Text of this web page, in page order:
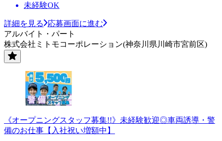
未経験OK
詳細を見る
応募画面に進む
アルバイト・パート
株式会社ミトモコーポレーション(神奈川県川崎市宮前区)
《オープニングスタッフ募集!!》未経験歓迎◎車両誘導・警
備のお仕事【入社祝い増額中】